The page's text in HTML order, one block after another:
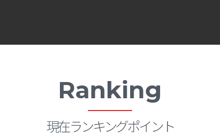
Ranking
現在ランキングポイント